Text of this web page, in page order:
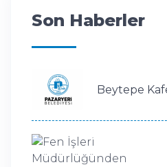
Son Haberler
Beytepe